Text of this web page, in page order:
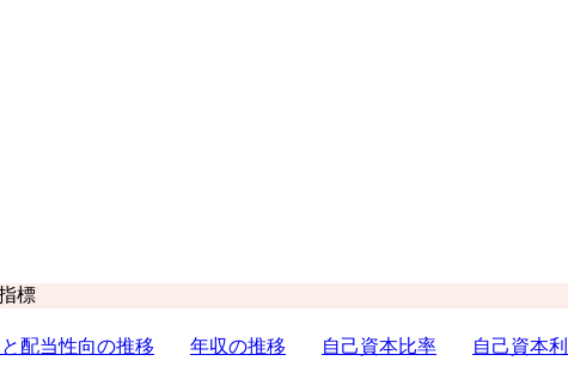
標
配当性向の推移 年収の推移 自己資本比率 自己資本